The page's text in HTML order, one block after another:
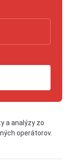
a analýzy zo
operátorov.